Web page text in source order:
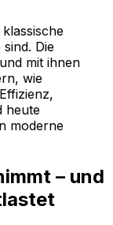
Die
mit ihnen
wie
heute
moderne
– und